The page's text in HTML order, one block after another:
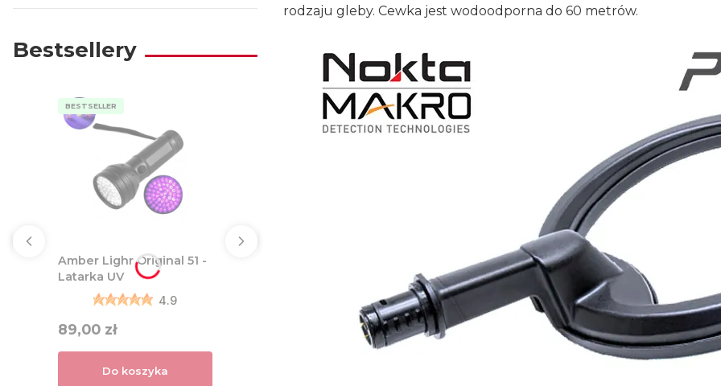
Bestsellery
BESTSELLER
Amber Lighr Original 51 -
Latarka UV
4.9
Cena
89,00 zł
Do koszyka
rodzaju gleby. Cewka jest wodoodporna do 60 metrów.